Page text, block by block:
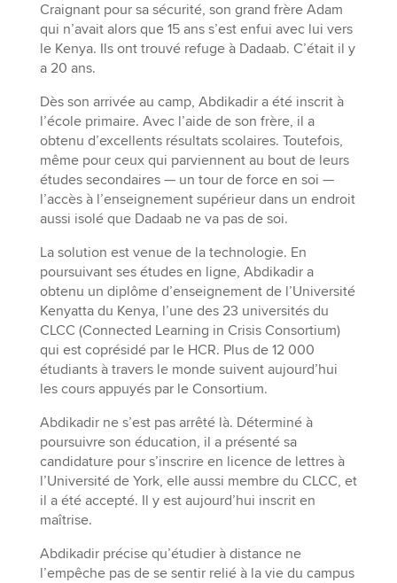
Craignant pour sa sécurité, son grand frère Adam
qui n’avait alors que 15 ans s’est enfui avec lui vers
le Kenya. Ils ont trouvé refuge à Dadaab. C’était il y
a 20 ans.
Dès son arrivée au camp, Abdikadir a été inscrit à
l’école primaire. Avec l’aide de son frère, il a
obtenu d’excellents résultats scolaires. Toutefois,
même pour ceux qui parviennent au bout de leurs
études secondaires — un tour de force en soi —
l’accès à l’enseignement supérieur dans un endroit
aussi isolé que Dadaab ne va pas de soi.
La solution est venue de la technologie. En
poursuivant ses études en ligne, Abdikadir a
obtenu un diplôme d’enseignement de l’Université
Kenyatta du Kenya, l’une des 23 universités du
CLCC (Connected Learning in Crisis Consortium)
qui est coprésidé par le HCR. Plus de 12 000
étudiants à travers le monde suivent aujourd’hui
les cours appuyés par le Consortium.
Abdikadir ne s’est pas arrêté là. Déterminé à
poursuivre son éducation, il a présenté sa
candidature pour s’inscrire en licence de lettres à
l’Université de York, elle aussi membre du CLCC, et
il a été accepté. Il y est aujourd’hui inscrit en
maîtrise.
Abdikadir précise qu’étudier à distance ne
l’empêche pas de se sentir relié à la vie du campus